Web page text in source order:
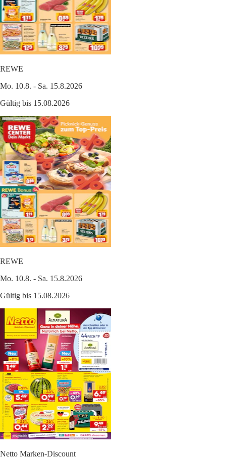
REWE
Mo. 10.8. - Sa. 15.8.2026
Gültig bis 15.08.2026
REWE
Mo. 10.8. - Sa. 15.8.2026
Gültig bis 15.08.2026
Netto Marken-Discount